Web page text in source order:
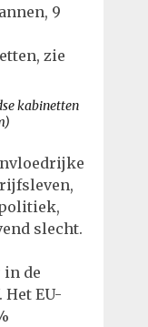
9
zie
kabinetten
slecht.
in de
EU-